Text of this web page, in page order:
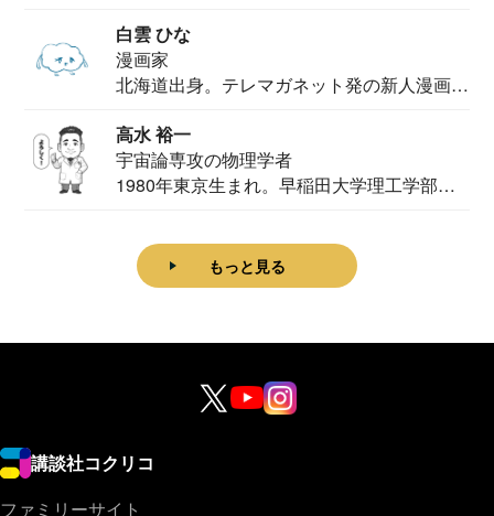
白雲 ひな
漫画家
北海道出身。テレマガネット発の新人漫画
高水 裕一
宇宙論専攻の物理学者
1980年東京生まれ。早稲田大学理工学部物
もっと見る
講談社コクリコ
ファミリーサイト